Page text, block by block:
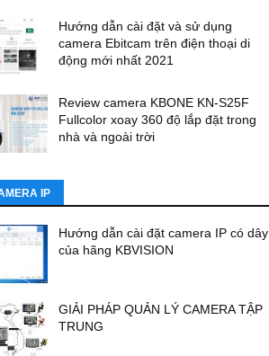
Hướng dẫn cài đặt và sử dụng
camera Ebitcam trên điện thoại di
động mới nhất 2021
Review camera KBONE KN-S25F
Fullcolor xoay 360 độ lắp đặt trong
nhà và ngoài trời
IP
Hướng dẫn cài đặt camera IP có dây
của hãng KBVISION
GIẢI PHÁP QUẢN LÝ CAMERA TẬP
TRUNG